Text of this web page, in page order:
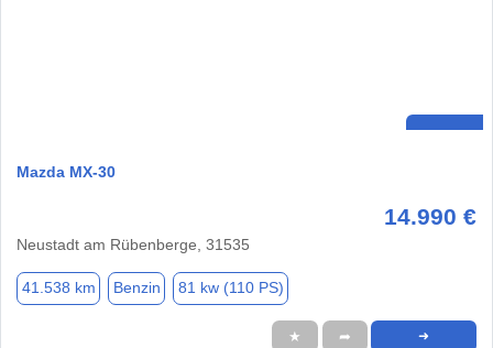
Mazda MX-30
14.990 €
Neustadt am Rübenberge, 31535
41.538 km Benzin 81 kw (110 PS)
★ ➦ ➜